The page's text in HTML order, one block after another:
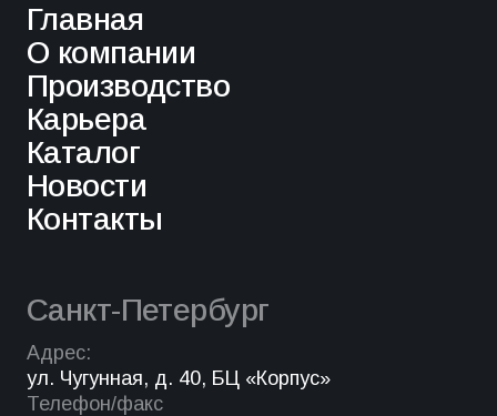
Главная
О компании
Производство
Карьера
Каталог
Новости
Контакты
Санкт-Петербург
Адрес:
ул. Чугунная, д. 40, БЦ «Корпус»
Телефон/факс